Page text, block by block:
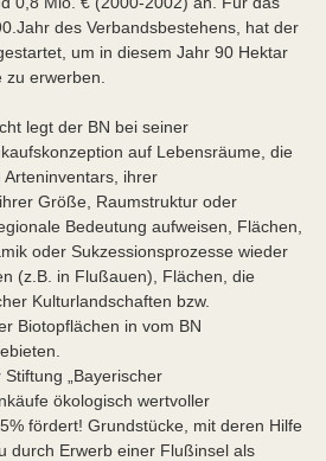
des Verbandsbestehens, hat der
um in diesem Jahr 90 Hektar
erwerben.
legt der BN bei seiner
auf Lebensräume, die
ihrer
Größe, Raumstruktur oder
Bedeutung aufweisen, Flächen,
oder Sukzessionsprozesse wieder
(z.B. in Flußauen), Flächen, die
Kulturlandschaften bzw.
Biotopflächen in vom BN
„Bayerischer
ökologisch wertvoller
fördert! Grundstücke, mit deren Hilfe
durch Erwerb einer Flußinsel als